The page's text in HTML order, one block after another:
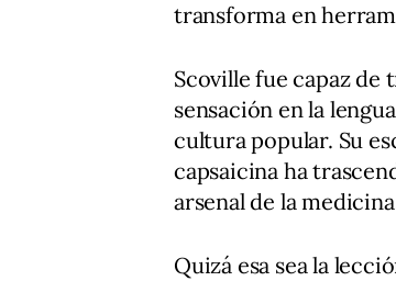
transforma en
Scoville fue capaz
sensación en la
cultura popular. Su
capsaicina ha
arsenal de la
Quizá esa sea la